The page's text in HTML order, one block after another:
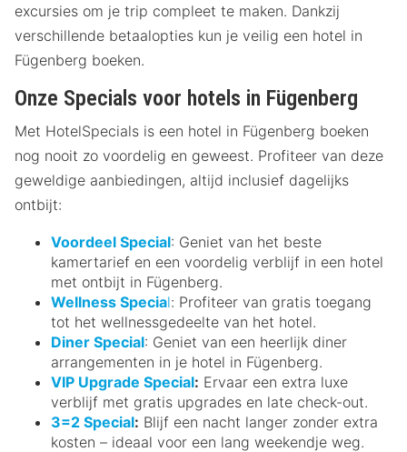
excursies om je trip compleet te maken. Dankzij
verschillende betaalopties kun je veilig een hotel in
Fügenberg boeken.
Onze Specials voor hotels in Fügenberg
Met HotelSpecials is een hotel in Fügenberg boeken
nog nooit zo voordelig en geweest. Profiteer van deze
geweldige aanbiedingen, altijd inclusief dagelijks
ontbijt:
Voordeel Special: Geniet van het beste
kamertarief en een voordelig verblijf in een hotel
met ontbijt in Fügenberg.
Wellness Special: Profiteer van gratis toegang
tot het wellnessgedeelte van het hotel.
Diner Special: Geniet van een heerlijk diner
arrangementen in je hotel in Fügenberg.
VIP Upgrade Special: Ervaar een extra luxe
verblijf met gratis upgrades en late check-out.
3=2 Special: Blijf een nacht langer zonder extra
kosten – ideaal voor een lang weekendje weg.